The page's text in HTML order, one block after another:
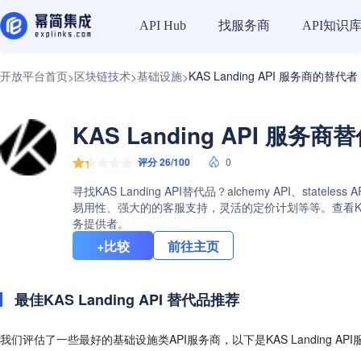
API Hub 找服务商 API知识库
开放平台首页>区块链技术>基础设施>KAS Landing API 服务商的替代者
KAS Landing API 服务商
评分 26/100 0
寻找KAS Landing API替代品？alchemy API、stateless
易用性、强大的的客服支持，灵活的定价计划等等。查
务提供者。
+比较 前往主页
最佳KAS Landing API 替代品推荐
我们评估了一些最好的基础设施类API服务商，以下是KAS Landing API